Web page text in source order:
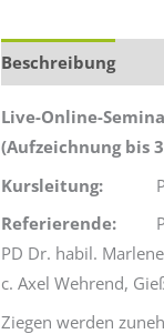
Beschreibung
Live-Online-
(Aufzeichnung bis
Kursleitung: Prof.
Referierende:
PD Dr. habil.
c. Axel Wehrend,
Ziegen werden